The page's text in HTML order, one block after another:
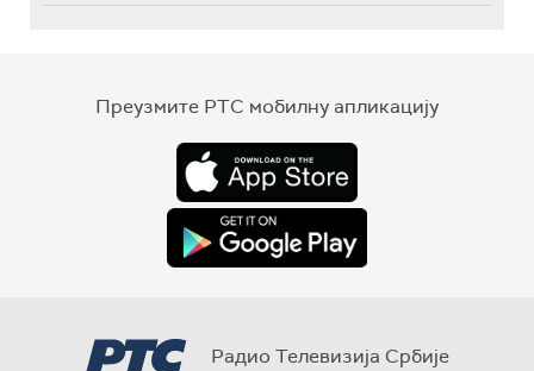
Преузмите РТС мобилну апликацију
Радио Телевизија Србије